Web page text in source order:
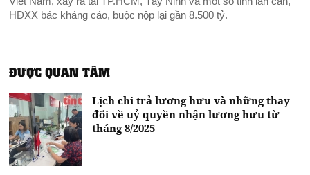
HĐXX bác kháng cáo, buộc nộp lại gần 8.500 tỷ.
ĐƯỢC QUAN TÂM
Lịch chi trả lương hưu và những thay
đổi về uỷ quyền nhận lương hưu từ
tháng 8/2025